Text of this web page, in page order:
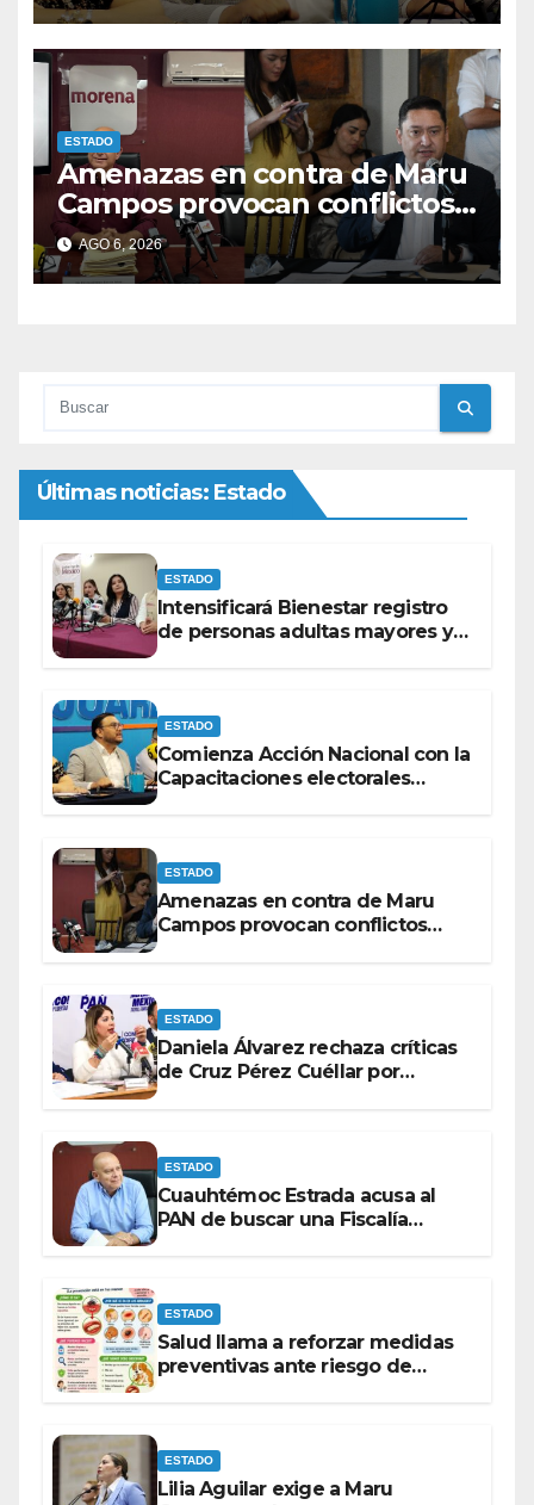
ESTADO
Amenazas en contra de Maru
Campos provocan conflictos
entre las bancadas del PAN y
de MORENA.
AGO 6, 2026
Últimas noticias: Estado
ESTADO
Intensificará Bienestar registro
de personas adultas mayores y
ESTADO
Comienza Acción Nacional con la
Capacitaciones electorales
ESTADO
Amenazas en contra de Maru
Campos provocan conflictos
ESTADO
Daniela Álvarez rechaza críticas
de Cruz Pérez Cuéllar por
ESTADO
Cuauhtémoc Estrada acusa al
PAN de buscar una Fiscalía
ESTADO
Salud llama a reforzar medidas
preventivas ante riesgo de
ESTADO
Lilia Aguilar exige a Maru